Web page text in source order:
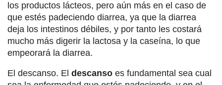
los productos lácteos, pero aún más en el caso de
que estés padeciendo diarrea, ya que la diarrea
deja los intestinos débiles, y por tanto les costará
mucho más digerir la lactosa y la caseína, lo que
empeorará la diarrea.
El descanso. El descanso es fundamental sea cual